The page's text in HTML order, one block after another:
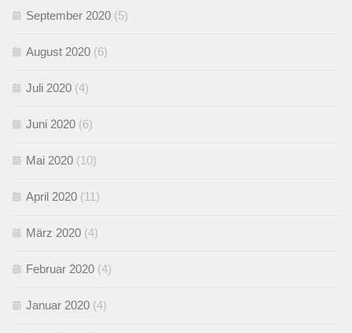
September 2020 (5)
August 2020 (6)
Juli 2020 (4)
Juni 2020 (6)
Mai 2020 (10)
April 2020 (11)
März 2020 (4)
Februar 2020 (4)
Januar 2020 (4)